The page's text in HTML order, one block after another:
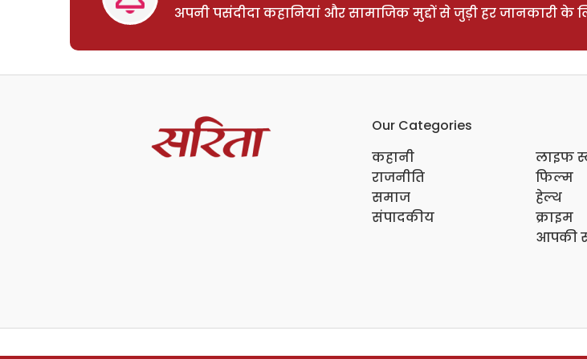
अपनी पसंदीदा कहानियां और सामाजिक मुद्दों से जुड़ी हर जानकारी के
Our Categories
कहानी
राजनीति
समाज
संपादकीय
लाइफ
फिल्म
हेल्थ
क्राइम
आपकी